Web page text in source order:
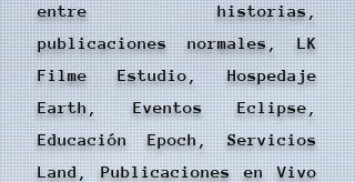
entre historias,
publicaciones normales, LK
Filme Estudio, Hospedaje
Earth, Eventos Eclipse,
Educación Epoch, Servicios
Land, Publicaciones en Vivo